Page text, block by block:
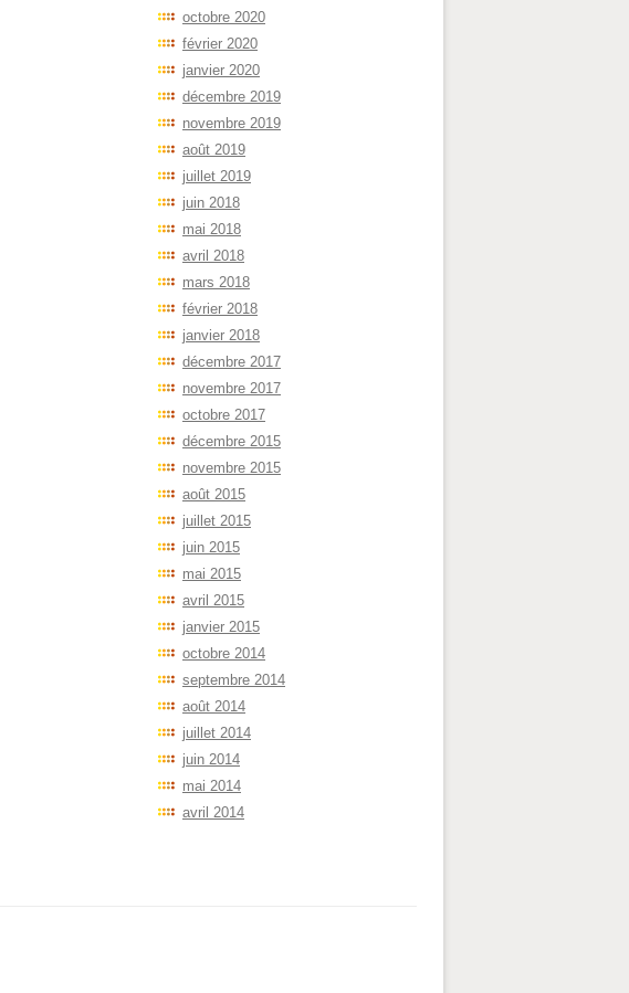
octobre 2020
février 2020
janvier 2020
décembre 2019
novembre 2019
août 2019
juillet 2019
juin 2018
mai 2018
avril 2018
mars 2018
février 2018
janvier 2018
décembre 2017
novembre 2017
octobre 2017
décembre 2015
novembre 2015
août 2015
juillet 2015
juin 2015
mai 2015
avril 2015
janvier 2015
octobre 2014
septembre 2014
août 2014
juillet 2014
juin 2014
mai 2014
avril 2014